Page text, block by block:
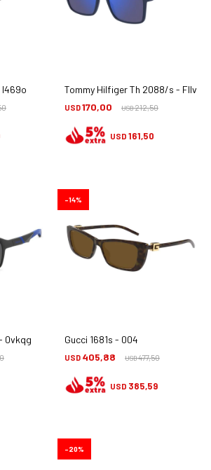
Tommy Hilfiger Th 2088/s - Fllvi
USD170,00 USD212,50
USD 161,50
0vkqg Gucci 1681s - 004
USD 405,88 USD477,50
14
USD 385,59
20